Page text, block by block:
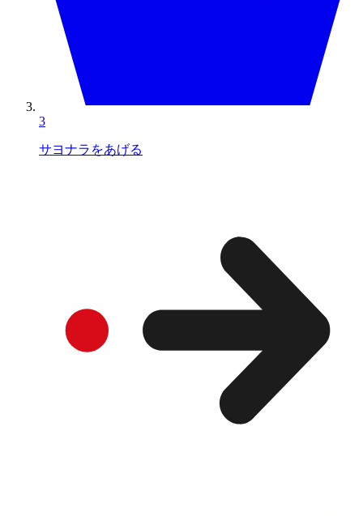
3
サヨナラをあげる